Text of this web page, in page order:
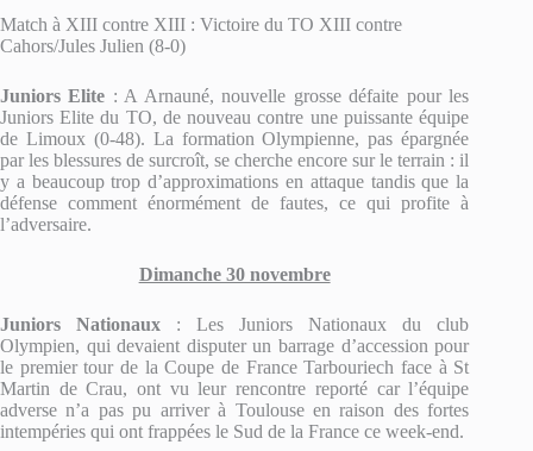
Match à XIII contre XIII : Victoire du TO XIII contre
Cahors/Jules Julien (8-0)
Juniors Elite : A Arnauné, nouvelle grosse défaite pour les
Juniors Elite du TO, de nouveau contre une puissante équipe
de Limoux (0-48). La formation Olympienne, pas épargnée
par les blessures de surcroît, se cherche encore sur le terrain : il
y a beaucoup trop d’approximations en attaque tandis que la
défense comment énormément de fautes, ce qui profite à
l’adversaire.
Dimanche 30 novembre
Juniors Nationaux : Les Juniors Nationaux du club
Olympien, qui devaient disputer un barrage d’accession pour
le premier tour de la Coupe de France Tarbouriech face à St
Martin de Crau, ont vu leur rencontre reporté car l’équipe
adverse n’a pas pu arriver à Toulouse en raison des fortes
intempéries qui ont frappées le Sud de la France ce week-end.